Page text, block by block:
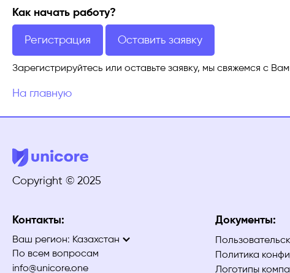
Как начать работу?
Регистрация Оставить заявку
Зарегистрируйтесь или оставьте заявку, мы свяжемся с
На главную
Copyright © 2025
Контакты:
Ваш регион: Казахстан
По всем вопросам
info@unicore.one
Документы:
Политика
Логотипы